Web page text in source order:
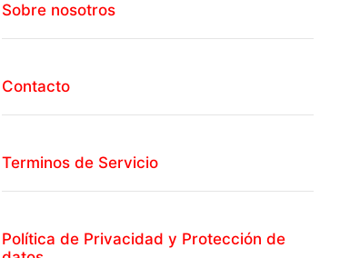
Sobre nosotros
Contacto
Terminos de Servicio
Política de Privacidad y Protección de